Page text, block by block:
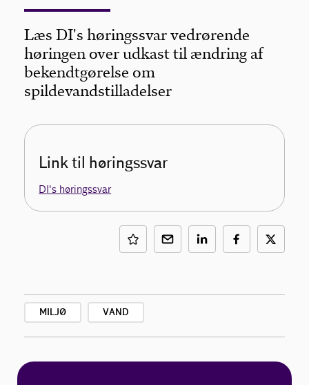
Læs DI's høringssvar vedrørende
høringen over udkast til ændring af
bekendtgørelse om
spildevandstilladelser
Link til høringssvar
DI's høringssvar
MILJØ VAND